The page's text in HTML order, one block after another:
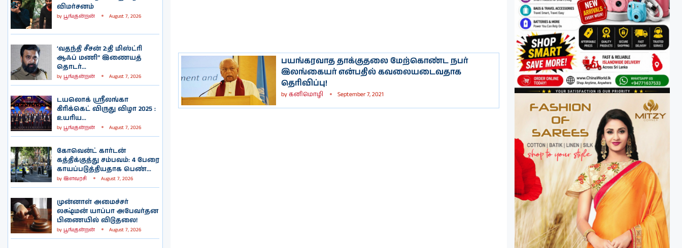
விமர்சனம்
by பூங்குன்றன் August 7, 2026
‘வதந்தி சீசன் 2:தி மிஸ்ட்ரி
ஆஃப் மணி” இணையத்
தொடர்...
by பூங்குன்றன் August 7, 2026
டயலொக் ஸ்ரீலங்கா
கிரிக்கெட் விருது விழா 2025 :
உயரிய...
by பூங்குன்றன் August 7, 2026
கோவென்ட் கார்டன்
கத்திக்குத்து சம்பவம்: 4 பேரை
காயப்படுத்தியதாக பெண்...
by இளவரசி August 7, 2026
முன்னாள் அமைச்சர்
லக்ஷ்மன் யாப்பா அபேவர்தன
பிணையில் விடுதலை!
by பூங்குன்றன் August 7, 2026
பயங்கரவாத தாக்குதலை மேற்கொண்ட நபர்
இலங்கையர் என்பதில் கவலையடைவதாக
தெரிவிப்பு!
byகனிமொழி September 7, 2021